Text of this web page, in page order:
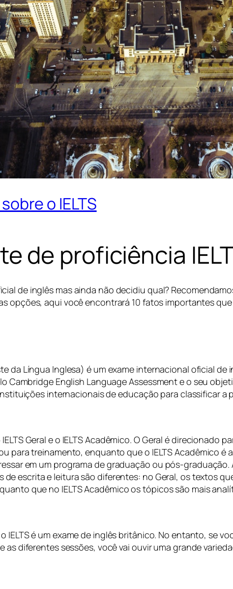
o IELTS
de proficiência
de inglês mas ainda não decidiu qual?
opções, aqui você encontrará 10 fatos importantes
da Língua Inglesa) é um exame internacional oficial
Cambridge English Language Assessment e o seu
internacionais de educação para classificar a
Geral e o IELTS Acadêmico. O Geral é direcionado
para treinamento, enquanto que o IELTS Acadêmico
em um programa de graduação ou pós-
de escrita e leitura são diferentes: no Geral, os textos
que no IELTS Acadêmico os tópicos são mais
IELTS é um exame de inglês britânico. No entanto, se
diferentes sessões, você vai ouvir uma grande